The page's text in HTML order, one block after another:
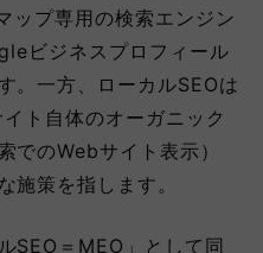
ップ専用の検索エンジン
ビジネスプロフィール
。一方、ローカルSEOは
ト自体のオーガニック
でのWebサイト表示）
施策を指します。
SEO＝MEO」として同